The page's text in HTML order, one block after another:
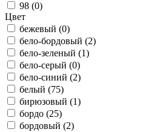
98 (0)
Цвет
бежевый (0)
бело-бордовый (2)
бело-зеленый (1)
бело-серый (0)
бело-синий (2)
белый (75)
бирюзовый (1)
бордо (25)
бордовый (2)